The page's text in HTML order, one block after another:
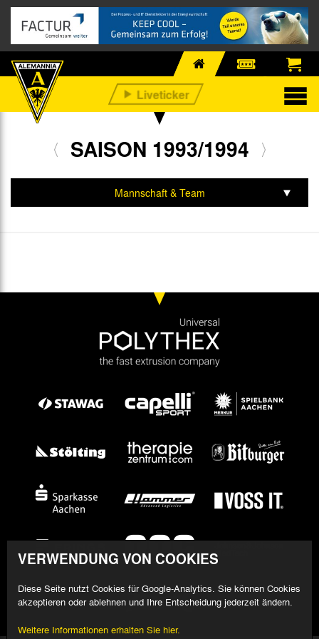
SAISON 1993/1994
Mannschaft & Team
VERWENDUNG VON COOKIES
Diese Seite nutzt Cookies für Google-Analytics. Sie können Cookies
akzeptieren oder ablehnen und Ihre Entscheidung jederzeit ändern.
Weitere Informationen erhalten Sie hier.